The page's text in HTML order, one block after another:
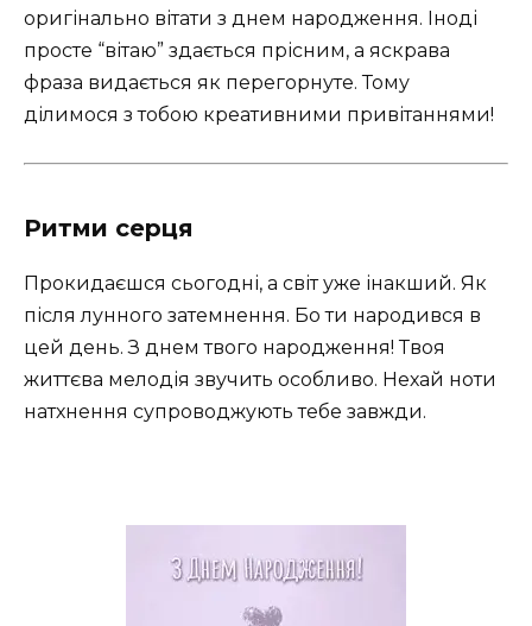
оригінально вітати з днем народження. Іноді
просте “вітаю” здається прісним, а яскрава
фраза видається як перегорнуте. Тому
ділимося з тобою креативними привітаннями!
Ритми серця
Прокидаєшся сьогодні, а світ уже інакший. Як
після лунного затемнення. Бо ти народився в
цей день. З днем твого народження! Твоя
життєва мелодія звучить особливо. Нехай ноти
натхнення супроводжують тебе завжди.